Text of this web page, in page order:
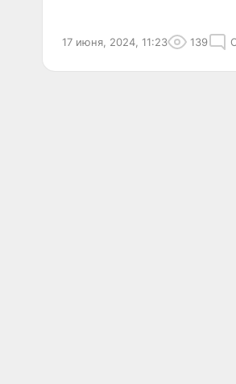
17 июня, 2024, 11:23 139